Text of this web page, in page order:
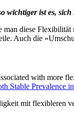
wichtiger ist es,
diese
Auch die
with
Stable
mit flexibleren